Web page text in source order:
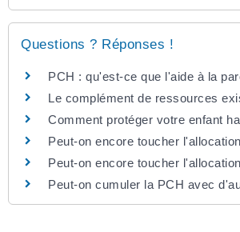
Questions ? Réponses !
PCH : qu'est-ce que l'aide à la
Le complément de ressources
Comment protéger votre enfant
Peut-on encore toucher
Peut-on encore toucher
Peut-on cumuler la PCH avec